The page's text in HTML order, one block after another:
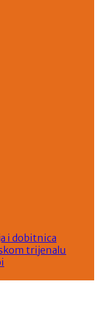
i dobitnica
trijenalu